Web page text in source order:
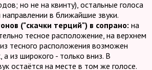
но не на квинту), остальные голоса
("скачки терций") в сопрано: на
тесное расположение, на верхнем
тесного расположения возможен
а из широкого - только вниз. В